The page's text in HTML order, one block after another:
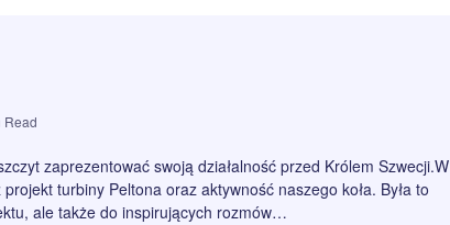
Read
zaprezentować swoją działalność przed Królem Szwecji.W
turbiny Peltona oraz aktywność naszego koła. Była to
ale także do inspirujących rozmów…